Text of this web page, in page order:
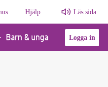
Hjälp Läs sida
Barn & unga Logga in